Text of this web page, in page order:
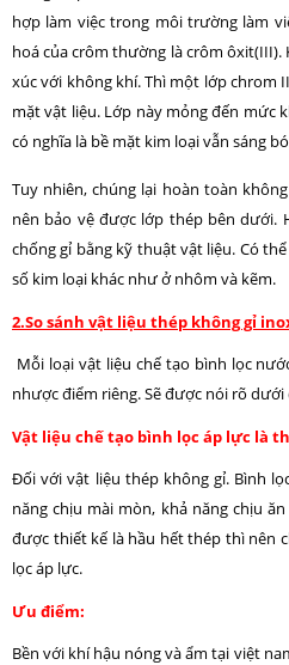
hợp làm việc trong môi trường làm
hoá của crôm thường là crôm
xúc với không khí. Thì một lớp chrom
mặt vật liệu. Lớp này mỏng đến mức
có nghĩa là bề mặt kim loại vẫn sáng
Tuy nhiên, chúng lại hoàn toàn
nên bảo vệ được lớp thép bên dưới.
chống gỉ bằng kỹ thuật vật liệu. Có
số kim loại khác như ở nhôm và kẽm.
2.So sánh vật liệu thép không gỉ
Mỗi loại vật liệu chế tạo bình lọc
nhược điểm riêng. Sẽ được nói rõ dưới
Vật liệu chế tạo bình lọc áp lực là
Đối với vật liệu thép không gỉ. Bình
năng chịu mài mòn, khả năng chịu
được thiết kế là hầu hết thép thì nên
lọc áp lực.
Ưu điểm:
Bền với khí hậu nóng và ẩm tại việt